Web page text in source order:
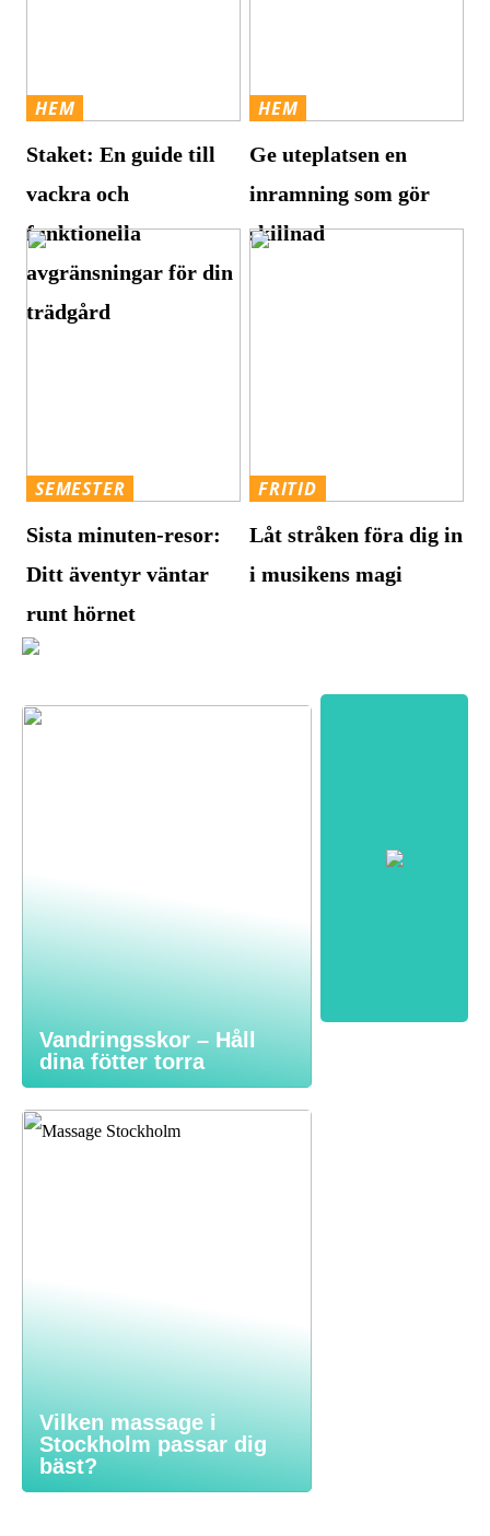
HEM
Staket: En guide till
vackra och
funktionella
avgränsningar för din
trädgård
HEM
Ge uteplatsen en
inramning som gör
skillnad
SEMESTER
Sista minuten-resor:
Ditt äventyr väntar
runt hörnet
FRITID
Låt stråken föra dig in
i musikens magi
Vandringsskor – Håll
dina fötter torra
Vilken massage i
Stockholm passar dig
bäst?